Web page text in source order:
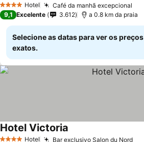
4 EstrelasHotel Café da manhã excepcional
9,1 Excelente 3.612 a 0.8 km da praia
Selecione as datas para ver os preços
exatos.
Hotel Bar exclusivo Salon du Nord
Hotel Victoria